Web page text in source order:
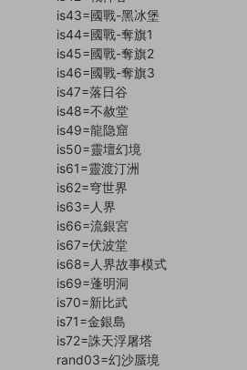
is43=國戰-黑冰堡
is44=國戰-奪旗1
is45=國戰-奪旗2
is46=國戰-奪旗3
is47=落日谷
is48=不赦堂
is49=龍隐窟
is50=靈壇幻境
is61=靈渡汀洲
is62=穹世界
is63=人界
is66=流銀宮
is67=伏波堂
is68=人界故事模式
is69=蓬明洞
is70=新比武
is71=金銀島
is72=誅天浮屠塔
rand03=幻沙蜃境